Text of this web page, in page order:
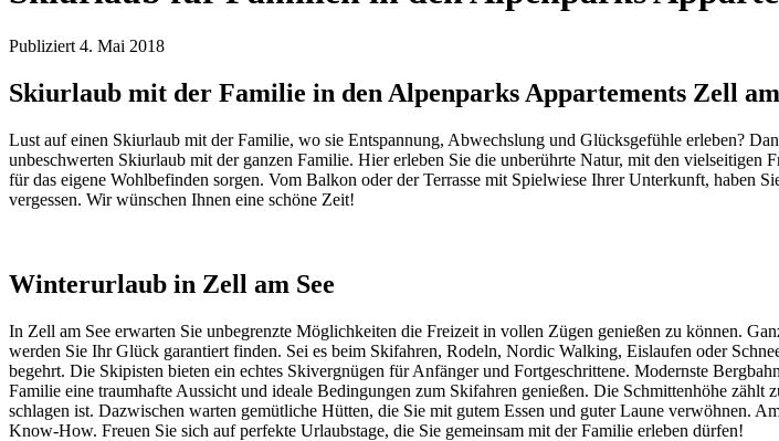
Publiziert 4. Mai 2018
Skiurlaub mit der Familie in den Alpenparks Appartements Zell am
Lust auf einen Skiurlaub mit der Familie, wo sie Entspannung, Abwechslung und Glücksgefühle erleben?
unbeschwerten Skiurlaub mit der ganzen Familie. Hier erleben Sie die unberührte Natur, mit den
für das eigene Wohlbefinden sorgen. Vom Balkon oder der Terrasse mit Spielwiese Ihrer Unterkunft, haben
vergessen. Wir wünschen Ihnen eine schöne Zeit!
Winterurlaub in Zell am See
In Zell am See erwarten Sie unbegrenzte Möglichkeiten die Freizeit in vollen Zügen genießen zu können.
werden Sie Ihr Glück garantiert finden. Sei es beim Skifahren, Rodeln, Nordic Walking, Eislaufen oder
begehrt. Die Skipisten bieten ein echtes Skivergnügen für Anfänger und Fortgeschrittene. Modernste
Familie eine traumhafte Aussicht und ideale Bedingungen zum Skifahren genießen. Die Schmittenhöhe
schlagen ist. Dazwischen warten gemütliche Hütten, die Sie mit gutem Essen und guter Laune verwöhnen.
Know-How. Freuen Sie sich auf perfekte Urlaubstage, die Sie gemeinsam mit der Familie erleben dürfen!